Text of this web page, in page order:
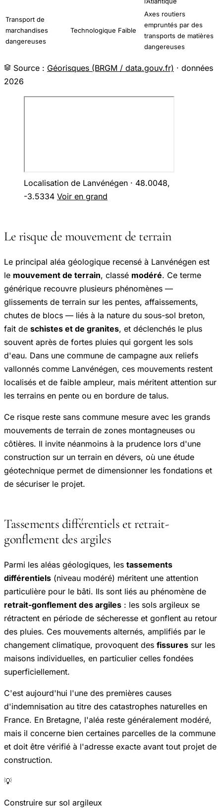
Transport de
marchandises
dangereuses
Technologique Faible
Axes routiers
empruntés par des
transports de matières
dangereuses
Source : Géorisques (BRGM / data.gouv.fr) · données
2026
Localisation de Lanvénégen · 48.0048,
-3.5334 Voir en grand
Le risque de mouvement de terrain
Le principal aléa géologique recensé à Lanvénégen est
le mouvement de terrain, classé modéré. Ce terme
générique recouvre plusieurs phénomènes —
glissements de terrain sur les pentes, affaissements,
chutes de blocs — liés à la nature du sous-sol breton,
fait de schistes et de granites, et déclenchés le plus
souvent après de fortes pluies qui gorgent les sols
d'eau. Dans une commune de campagne aux reliefs
vallonnés comme Lanvénégen, ces mouvements restent
localisés et de faible ampleur, mais méritent attention sur
les terrains en pente ou en bordure de talus.
Ce risque reste sans commune mesure avec les grands
mouvements de terrain de zones montagneuses ou
côtières. Il invite néanmoins à la prudence lors d'une
construction sur un terrain en dévers, où une étude
géotechnique permet de dimensionner les fondations et
de sécuriser le projet.
Tassements différentiels et retrait-
gonflement des argiles
Parmi les aléas géologiques, les tassements
différentiels (niveau modéré) méritent une attention
particulière pour le bâti. Ils sont liés au phénomène de
retrait-gonflement des argiles : les sols argileux se
rétractent en période de sécheresse et gonflent au retour
des pluies. Ces mouvements alternés, amplifiés par le
changement climatique, provoquent des fissures sur les
maisons individuelles, en particulier celles fondées
superficiellement.
C'est aujourd'hui l'une des premières causes
d'indemnisation au titre des catastrophes naturelles en
France. En Bretagne, l'aléa reste généralement modéré,
mais il concerne bien certaines parcelles de la commune
et doit être vérifié à l'adresse exacte avant tout projet de
construction.
💡
Construire sur sol argileux